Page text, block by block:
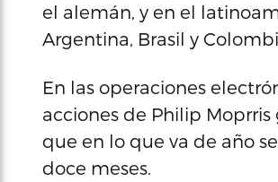
el alemán, y en el
Argentina, Brasil y
En las operaciones
acciones de Philip
que en lo que va de año
doce meses.